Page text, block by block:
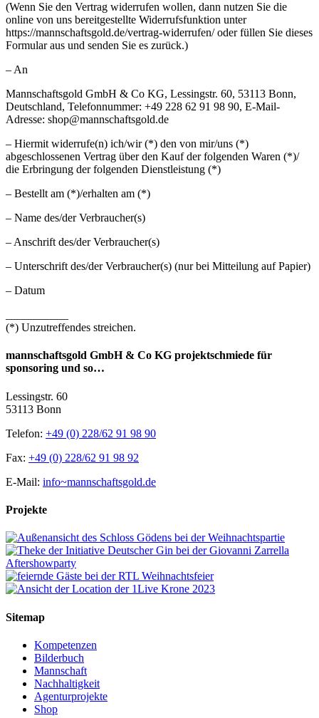
(Wenn Sie den Vertrag widerrufen wollen, dann nutzen Sie die
online von uns bereitgestellte Widerrufsfunktion unter
https://mannschaftsgold.de/vertrag-widerrufen/ oder füllen Sie dieses
Formular aus und senden Sie es zurück.)
– An
Mannschaftsgold GmbH & Co KG, Lessingstr. 60, 53113 Bonn,
Deutschland, Telefonnummer: +49 228 62 91 98 90, E-Mail-
Adresse: shop@mannschaftsgold.de
– Hiermit widerrufe(n) ich/wir (*) den von mir/uns (*)
abgeschlossenen Vertrag über den Kauf der folgenden Waren (*)/
die Erbringung der folgenden Dienstleistung (*)
– Bestellt am (*)/erhalten am (*)
– Name des/der Verbraucher(s)
– Anschrift des/der Verbraucher(s)
– Unterschrift des/der Verbraucher(s) (nur bei Mitteilung auf Papier)
– Datum
(*) Unzutreffendes streichen.
mannschaftsgold GmbH & Co KG projektschmiede für
sponsoring und so…
Lessingstr. 60
53113 Bonn
Telefon: +49 (0) 228/62 91 98 90
Fax: +49 (0) 228/62 91 98 92
E-Mail: info~mannschaftsgold.de
Projekte
Sitemap
Kompetenzen
Bilderbuch
Mannschaft
Nachhaltigkeit
Agenturprojekte
Shop